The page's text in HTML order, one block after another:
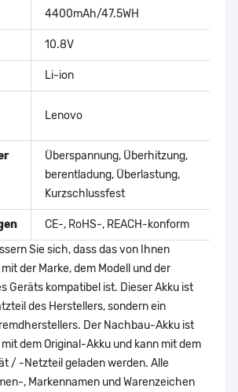
4400mAh/47.5WH
10.8V
Li-ion
Lenovo
Überspannung, Überhitzung,
berentladung, Überlastung,
Kurzschlussfest
CE-, RoHS-, REACH-konform
Sie sich, dass das von Ihnen
der Marke, dem Modell und der
Geräts kompatibel ist. Dieser Akku ist
des Herstellers, sondern ein
Der Nachbau-Akku ist
dem Original-Akku und kann mit dem
/ -Netzteil geladen werden. Alle
, Markennamen und Warenzeichen